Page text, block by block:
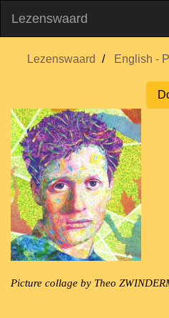
Lezenswaard
Lezenswaard English -
Picture collage by Theo